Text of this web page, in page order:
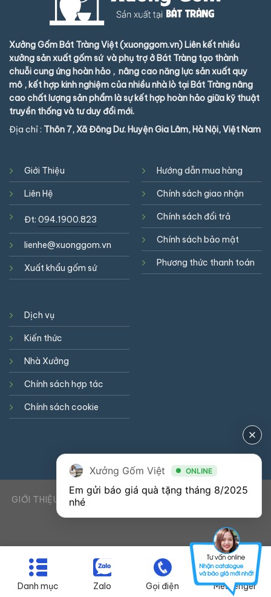
Danh mục Zalo Gọi điện Messenger
Xưởng Gốm Bát Tràng Việt (xuonggom.vn) Liên kết nhiều
xưởng sản xuất gốm sứ và phụ trợ ở Bát Tràng tạo thành
chuỗi cung ứng hoàn hảo , nâng cao năng lực sản xuất quy
mô , kết hợp kinh nghiệm của nhiều nhà lò tại Bát Tràng nâng
cao chất lượng sản phẩm là sự kết hợp hoàn hảo giữa kỹ thuật
truyền thống và tư duy đổi mới.
Địa chỉ : Thôn 7, Xã Đông Dư. Huyện Gia Lâm, Hà Nội, Việt Nam
Giới Thiệu
Liên Hệ
Đt: 094.1900.823
lienhe@xuonggom.vn
Xuất khẩu gốm sứ
Hướng dẫn mua hàng
Chính sách giao nhận
Chính sách đổi trả
Chính sách bảo mật
Phương thức thanh toán
Dịch vụ
Kiến thức
Nhà Xưởng
Chính sách hợp tác
Chính sách cookie
GIỚI THIỆU DỊCH VỤ KIẾN THỨC LIÊN HỆ 0941900823
Xưởng Gốm Việt ONLINE
Em gửi báo giá quà tặng tháng 8/2025
nhé